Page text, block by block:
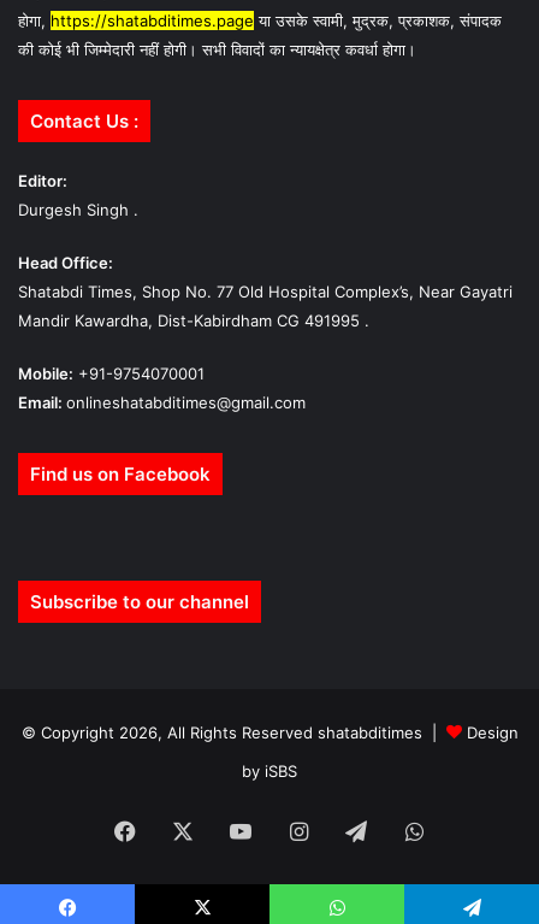
होगा, https://shatabditimes.page या उसके स्वामी, मुद्रक, प्रकाशक, संपादक
की कोई भी जिम्मेदारी नहीं होगी। सभी विवादों का न्यायक्षेत्र कवर्धा होगा।
Contact Us :
Editor:
Durgesh Singh .
Head Office:
Shatabdi Times, Shop No. 77 Old Hospital Complex’s, Near Gayatri
Mandir Kawardha, Dist-Kabirdham CG 491995 .
Mobile: +91-9754070001
Email: onlineshatabditimes@gmail.com
Find us on Facebook
Subscribe to our channel
© Copyright 2026, All Rights Reserved shatabditimes |
Design
by iSBS
Facebook YouTubeInstagramTelegramWhatsApp